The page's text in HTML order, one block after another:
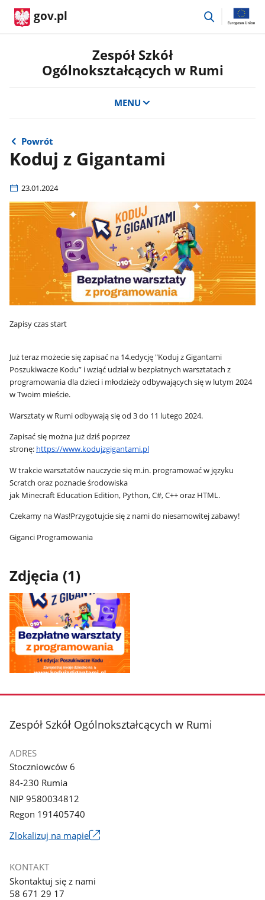
gov.pl
przejdź
Zespół Szkół
Ogólnokształcących w Rumi
MENU
Powrót
Koduj z Gigantami
23.01.2024
Zapisy czas start
Już teraz możecie się zapisać na 14.edycję "Koduj z Gigantami
Poszukiwacze Kodu” i wziąć udział w bezpłatnych warsztatach z
programowania dla dzieci i młodzieży odbywających się w lutym 2024
w Twoim mieście.
Warsztaty w Rumi odbywają się od 3 do 11 lutego 2024.
Zapisać się można już dziś poprzez
stronę: https://www.kodujzgigantami.pl
W trakcie warsztatów nauczycie się m.in. programować w języku
Scratch oraz poznacie środowiska
jak Minecraft Education Edition, Python, C#, C++ oraz HTML.
Czekamy na Was!Przygotujcie się z nami do niesamowitej zabawy!
Giganci Programowania
Zdjęcia (1)
zdjęcie
galerii.
stopka
Zespół Szkół Ogólnokształcących w Rumi
ADRES
Stoczniowców 6
84-230 Rumia
NIP 9580034812
Regon 191405740
Zlokalizuj na mapieLink
nowym
KONTAKT
Skontaktuj się z nami
58 671 29 17